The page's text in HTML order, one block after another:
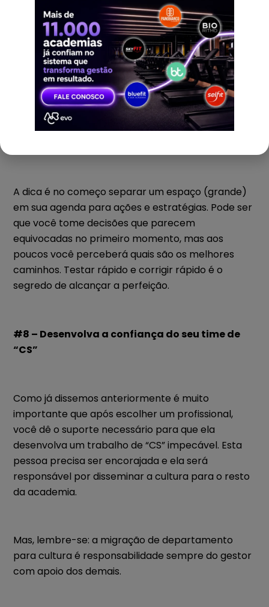
#7 – Coloque o “CS” em sua agenda regular
Apesar de começar como departamento, o “CS” é
uma cultura que o gestor deve colocar em sua
agenda regular, ou seja, deve estar em seu dia-a-
A dica é no começo separar um espaço (grande)
em sua agenda para ações e estratégias. Pode ser
que você tome decisões que parecem
equivocadas no primeiro momento, mas aos
poucos você perceberá quais são os melhores
caminhos. Testar rápido e corrigir rápido é o
segredo de alcançar a perfeição.
#8 – Desenvolva a confiança do seu time de
“CS”
Como já dissemos anteriormente é muito
importante que após escolher um profissional,
você dê o suporte necessário para que ela
desenvolva um trabalho de “CS” impecável. Esta
pessoa precisa ser encorajada e ela será
responsável por disseminar a cultura para o resto
da academia.
Mas, lembre-se: a migração de departamento
para cultura é responsabilidade sempre do gestor
com apoio dos demais.